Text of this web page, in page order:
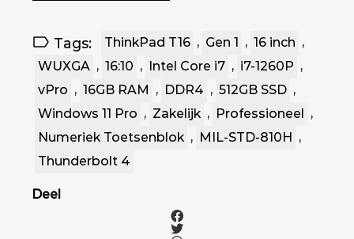
Tags: ThinkPad T16 , Gen 1 , 16 inch ,
WUXGA , 16:10 , Intel Core i7 , i7-1260P ,
vPro , 16GB RAM , DDR4 , 512GB SSD ,
Windows 11 Pro , Zakelijk , Professioneel ,
Numeriek Toetsenblok , MIL-STD-810H ,
Thunderbolt 4
Deel